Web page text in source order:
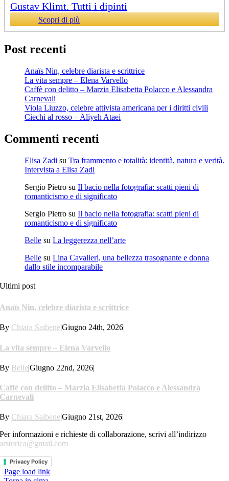
Gustav Klimt. Tutti i dipinti
Scopri di più
Post recenti
Anaïs Nin, celebre diarista e scrittrice
La vita sempre – Elena Varvello
Caffè con delitto – Marzia Elisabetta Polacco e Alessandra
Carnevali
Viola Liuzzo, celebre attivista americana per i diritti civili
Ciechi al rosso – Aliyeh Ataei
Commenti recenti
Elisa Zadi su Tra frammento e totalità: identità, natura e verità.
Intervista a Elisa Zadi
Sergio Pietro su Il bacio nella fotografia: scatti pieni di
romanticismo e di significato
Sergio Pietro su Il bacio nella fotografia: scatti pieni di
romanticismo e di significato
Belle su La leggerezza nell’arte
Belle su Lina Cavalieri, una bellezza trasognante e donna
dallo stile incomparabile
Ultimi post
Anaïs Nin, celebre diarista e scrittrice
By Chiara Saibene|Giugno 24th, 2026|
La vita sempre – Elena Varvello
By Belle|Giugno 22nd, 2026|
Caffè con delitto – Marzia Elisabetta Polacco e Alessandra
Carnevali
By Chiara Saibene|Giugno 21st, 2026
Per informazioni e richieste di collaborazione, scrivi all’indirizzo
arstorica@gmail.com
Privacy Policy
Page load link